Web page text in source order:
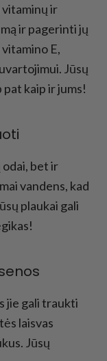
vitaminų ir
ir pagerinti jų
E,
Jūsų
kaip ir jums!
odai, bet ir
vandens, kad
plaukai gali
jie gali traukti
laisvas
Jūsų